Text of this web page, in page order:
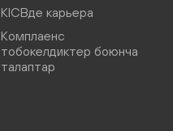
KICBде карьера
Комплаенс
тобокелдиктер боюнча
талаптар